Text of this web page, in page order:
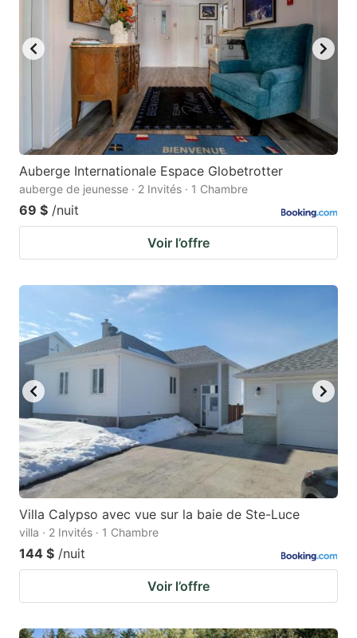
Auberge Internationale Espace Globetrotter
auberge de jeunesse · 2 Invités · 1 Chambre
69 $ /nuit
Voir l’offre
Villa Calypso avec vue sur la baie de Ste-Luce
villa · 2 Invités · 1 Chambre
144 $ /nuit
Voir l’offre